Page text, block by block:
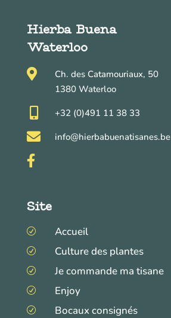
Hierba Buena
Waterloo

Ch. des Catamouriaux, 50
1380 Waterloo
 +32 (0)491 11 38 33
 info@hierbabuenatisanes.be

Site
R Accueil
R Culture des plantes
R Je commande ma tisane
R Enjoy
R Bocaux consignés